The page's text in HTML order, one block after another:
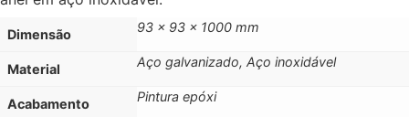
Dimensão 93 x 93 x 1000 mm
Material Aço galvanizado, Aço inoxidável
Acabamento Pintura epóxi